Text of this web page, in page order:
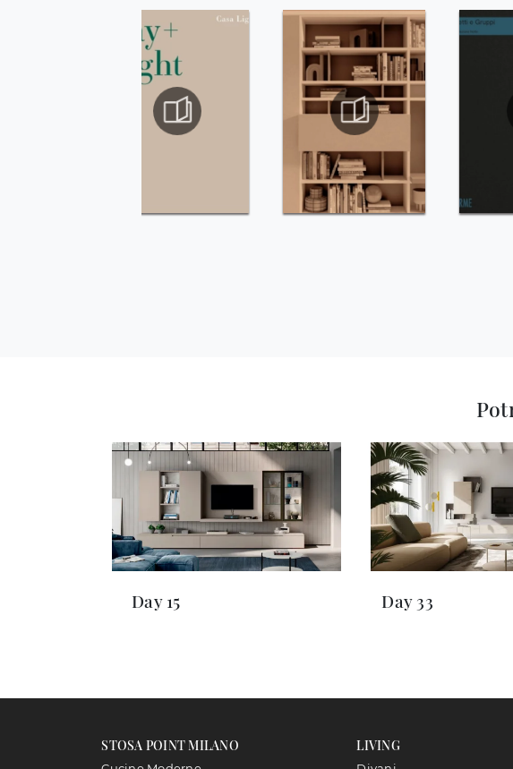
Day 15 Day 33
STOSA POINT MILANO LIVING